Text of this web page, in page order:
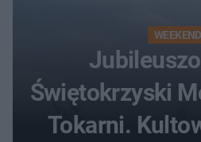
WEEKEND
Świętokrzyski
Tokarni.